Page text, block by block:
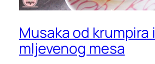
Musaka od krumpira i
mljevenog mesa